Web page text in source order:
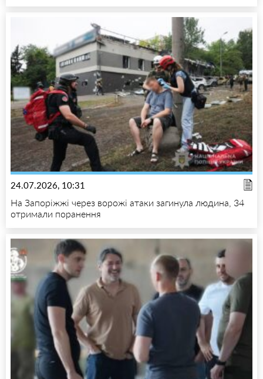
24.07.2026, 10:31
На Запоріжжі через ворожі атаки загинула людина, 34
отримали поранення